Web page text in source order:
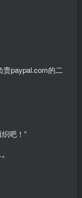
paypal.com的二
吧！”